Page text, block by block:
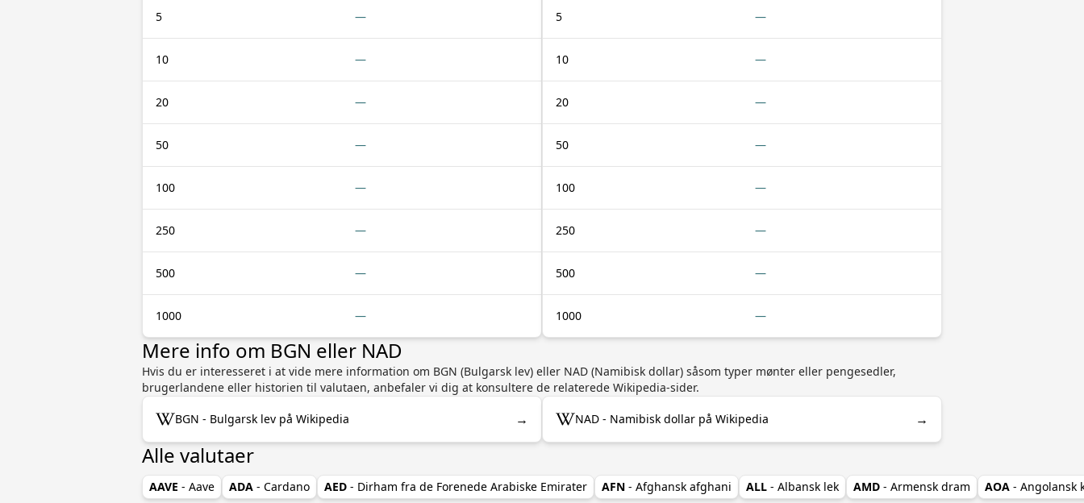
5 —
10 —
20 —
50 —
100 —
250 —
500 —
1000 —
5 —
10 —
20 —
50 —
100 —
250 —
500 —
1000 —
Mere info om BGN eller NAD
Hvis du er interesseret i at vide mere information om BGN (Bulgarsk lev) eller NAD (Namibisk dollar) såsom typer mønter eller pengesedler,
brugerlandene eller historien til valutaen, anbefaler vi dig at konsultere de relaterede Wikipedia-sider.
BGN - Bulgarsk lev på Wikipedia → NAD - Namibisk dollar på Wikipedia →
Alle valutaer
AAVE - Aave ADA - Cardano AED - Dirham fra de Forenede Arabiske Emirater AFN - Afghansk afghani ALL - Albansk lek AMD - Armensk dram AOA - Angolansk